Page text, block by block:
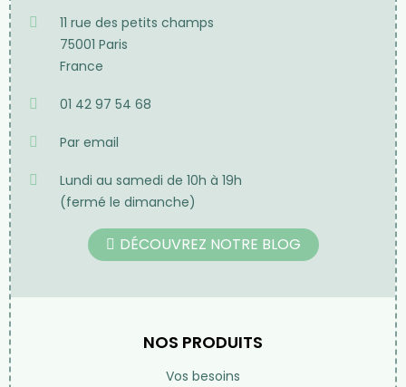
11 rue des petits champs
75001 Paris
France
01 42 97 54 68
Par email
Lundi au samedi de 10h à 19h
(fermé le dimanche)
DÉCOUVREZ NOTRE BLOG
NOS PRODUITS
Vos besoins